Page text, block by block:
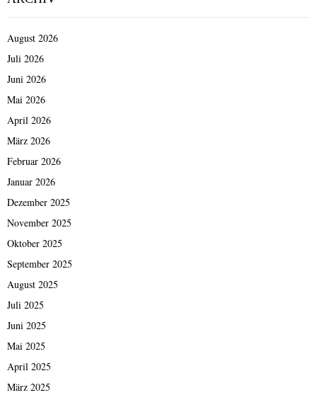
August 2026
Juli 2026
Juni 2026
Mai 2026
April 2026
März 2026
Februar 2026
Januar 2026
Dezember 2025
November 2025
Oktober 2025
September 2025
August 2025
Juli 2025
Juni 2025
Mai 2025
April 2025
März 2025